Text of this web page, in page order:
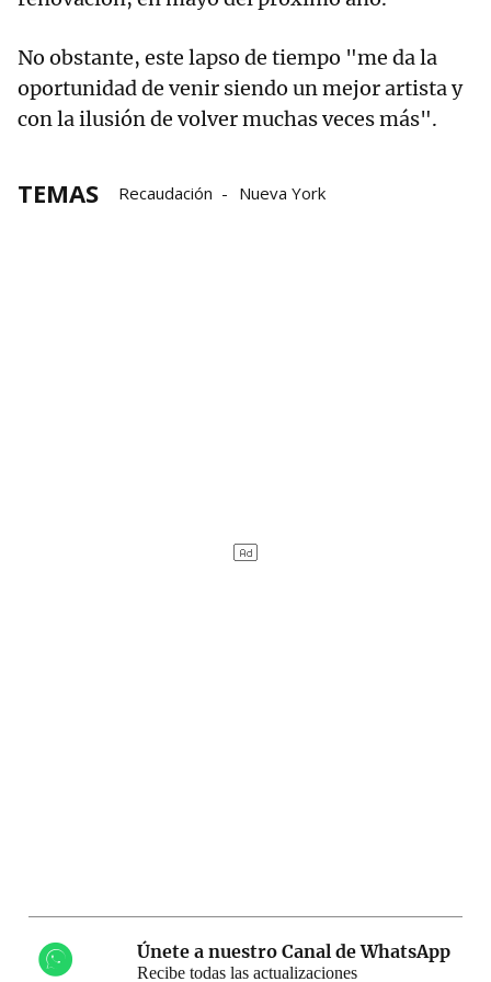
No obstante, este lapso de tiempo "me da la
oportunidad de venir siendo un mejor artista y
con la ilusión de volver muchas veces más".
TEMAS Recaudación Nueva York
Únete a nuestro Canal de WhatsApp
Recibe todas las actualizaciones